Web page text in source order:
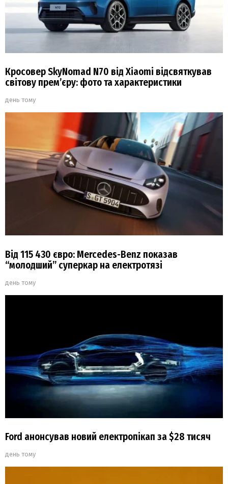
Кросовер SkyNomad N70 від Xiaomi відсвяткував
світову прем’єру: фото та характеристики
день тому
Від 115 430 євро: Mercedes-Benz показав
“молодший” суперкар на електротязі
день тому
Ford анонсував новий електропікап за $28 тисяч
день тому